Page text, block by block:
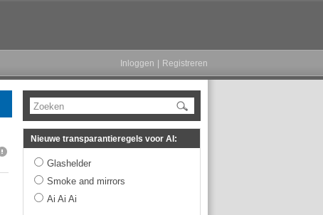
Inloggen Registreren
Zoeken
Nieuwe transparantieregels voor AI:
Glashelder
Smoke and mirrors
Ai Ai Ai